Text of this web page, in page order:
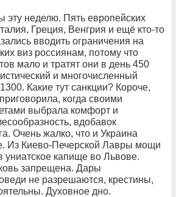
эту неделю. Пять европейских
Греция, Венгрия и ещё кто-то
вводить ограничения на
виз россиянам, потому что
мало и тратят они в день 450
и многочисленный
Какие тут санкции? Короче,
когда своими
выбрала комфорт и
вдобавок
Очень жалко, что и Украина
Из Киево-Печерской Лавры мощи
капище во Львове.
запрещена. Дары
не разрешаются, крестины,
Духовное дно.